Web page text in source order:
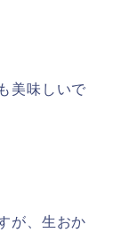
美味しいで
が、生おか